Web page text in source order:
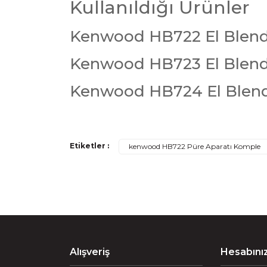
Kullanıldığı Ürünler
Kenwood HB722 El
Kenwood HB723 El
Kenwood HB724 El
Görüş ve önerileriniz için teşekkür ederiz.
Ürün fiyatı diğer sitelerden daha pahalı.
Etiketler : kenwood HB722 Püre Aparatı Komple
Alışveriş